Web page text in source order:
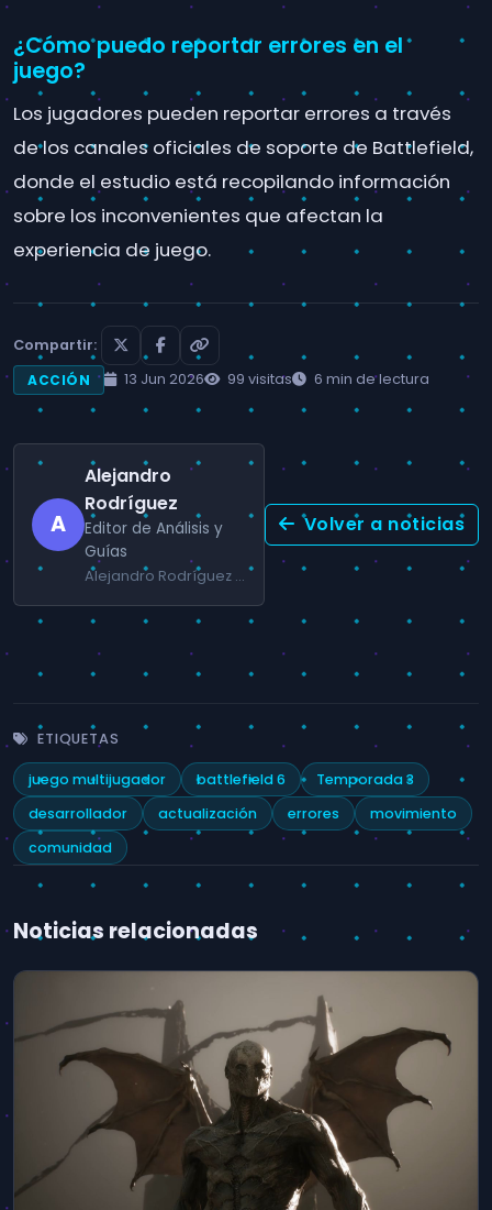
¿Cómo puedo reportar errores en el
juego?
Los jugadores pueden reportar errores a través
de los canales oficiales de soporte de Battlefield,
donde el estudio está recopilando información
sobre los inconvenientes que afectan la
experiencia de juego.
Compartir:
ACCIÓN
13 Jun 2026 99 visitas 6 min de lectura
A
Alejandro
Rodríguez
Editor de Análisis y
Guías
Alejandro Rodríguez se especializa en RPG, juegos de acción y guías prácticas para jugadores de PC y consola.
Volver a noticias
ETIQUETAS
juego multijugador battlefield 6
Temporada 3
desarrollador
actualización errores
movimiento
comunidad
Noticias relacionadas